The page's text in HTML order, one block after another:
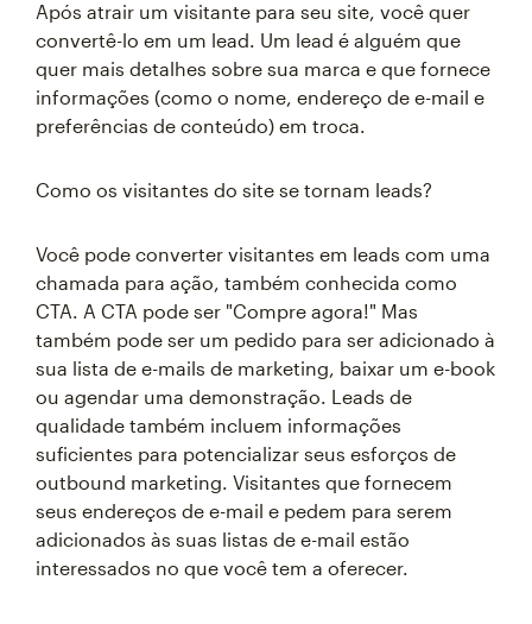
Após atrair um visitante para seu site, você quer
convertê-lo em um lead. Um lead é alguém que
quer mais detalhes sobre sua marca e que fornece
informações (como o nome, endereço de e-mail e
preferências de conteúdo) em troca.
Como os visitantes do site se tornam leads?
Você pode converter visitantes em leads com uma
chamada para ação, também conhecida como
CTA. A CTA pode ser "Compre agora!" Mas
também pode ser um pedido para ser adicionado à
sua lista de e-mails de marketing, baixar um e-book
ou agendar uma demonstração. Leads de
qualidade também incluem informações
suficientes para potencializar seus esforços de
outbound marketing. Visitantes que fornecem
seus endereços de e-mail e pedem para serem
adicionados às suas listas de e-mail estão
interessados no que você tem a oferecer.